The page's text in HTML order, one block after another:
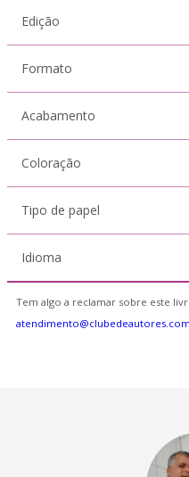
Edição
Formato
Acabamento
Coloração
Tipo de papel
Idioma
Tem algo a reclamar sobre este